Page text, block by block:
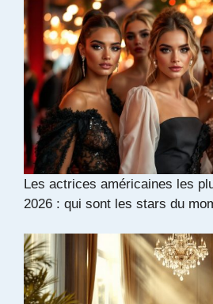
Les actrices américaines les
2026 : qui sont les stars du